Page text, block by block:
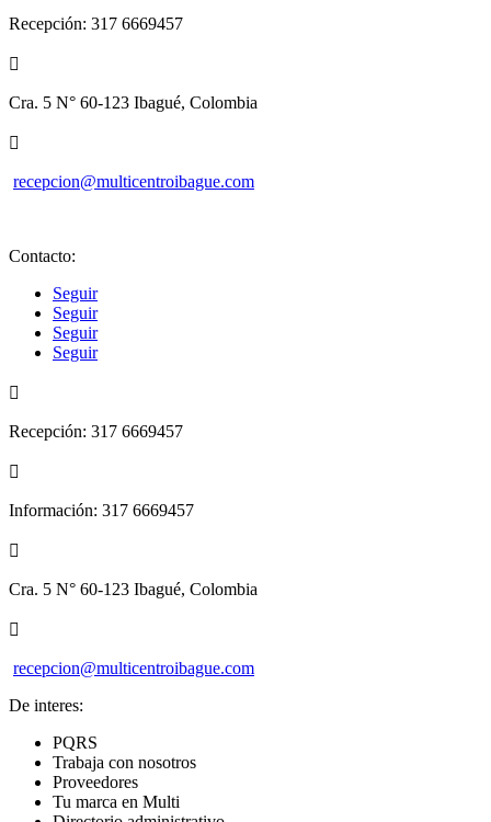
Recepción: 317 6669457

Cra. 5 N° 60-123 Ibagué, Colombia

recepcion@multicentroibague.com
Contacto:
Seguir
Seguir
Seguir
Seguir

Recepción: 317 6669457

Información: 317 6669457

Cra. 5 N° 60-123 Ibagué, Colombia

recepcion@multicentroibague.com
De interes:
PQRS
Trabaja con nosotros
Proveedores
Tu marca en Multi